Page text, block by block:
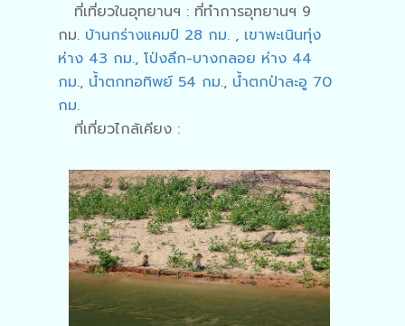
ที่เที่ยวในอุทยานฯ : ที่ทำการอุทยานฯ 9
กม. บ้านกร่างแคมป์ 28 กม. , เขาพะเนินทุ่ง
ห่าง 43 กม., โป่งลึก-บางกลอย ห่าง 44
กม., น้ำตกทอทิพย์ 54 กม., น้ำตกป่าละอู 70
กม.
ที่เที่ยวไกล้เคียง :